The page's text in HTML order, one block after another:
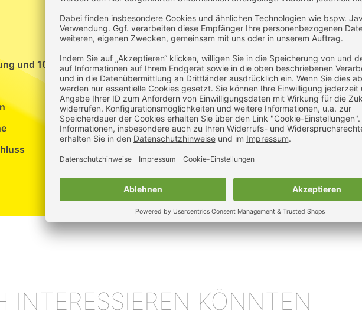
ca. 260 g/m²
und 100 % Polyester-Wattierung
winddicht und
Innenkragen aus
4 Armstifttaschen
Ärmel und Bund
INTERESSIEREN KÖNNTEN